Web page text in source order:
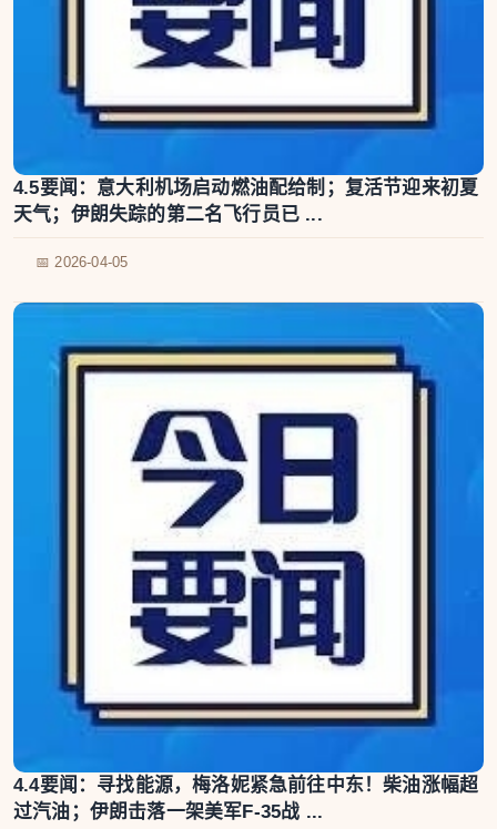
4.5要闻：意大利机场启动燃油配给制；复活节迎来初夏
天气；伊朗失踪的第二名飞行员已 ...
📅 2026-04-05
4.4要闻：寻找能源，梅洛妮紧急前往中东！柴油涨幅超
过汽油；伊朗击落一架美军F-35战 ...